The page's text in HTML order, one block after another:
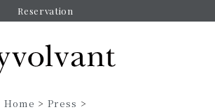
Reservation
Home > Press >